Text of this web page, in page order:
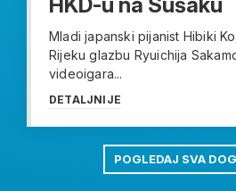
HKD-u na Sušaku
Mladi japanski pijanist Hibiki
Rijeku glazbu Ryuichija
videoigara...
DETALJNIJE
POGLEDAJ SVA